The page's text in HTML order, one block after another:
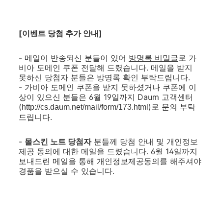
[이벤트 당첨 추가 안내]
- 메일이 반송되신 분들이 있어 방명록 비밀글로 가
비아 도메인 쿠폰 전달해 드렸습니다. 메일을 받지
못하신 당첨자 분들은 방명록 확인 부탁드립니다.
- 가비아 도메인 쿠폰을 받지 못하셨거나 쿠폰에 이
상이 있으신 분들은 6월 19일까지 Daum 고객센터
(http://cs.daum.net/mail/form/173.html )로 문의 부탁
드립니다.
- 몰스킨 노트 당첨자분들께 당첨 안내 및 개인정보
제공 동의에 대한 메일을 드렸습니다. 6월 14일까지
보내드린 메일을 통해 개인정보제공동의를 해주셔야
경품을 받으실 수 있습니다.